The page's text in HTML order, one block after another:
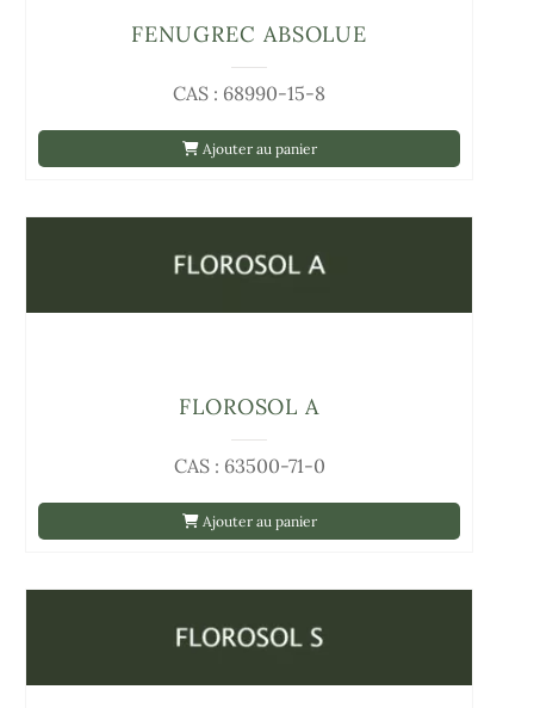
Ajouter au panier
CAS : 68990-15-8
FENUGREC ABSOLUE
Ajouter au panier
CAS : 63500-71-0
FLOROSOL A